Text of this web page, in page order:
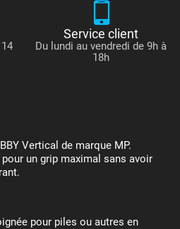
Service client
Du lundi au vendredi de 9h à
18h
Vertical de marque MP.
un grip maximal sans avoir
pour piles ou autres en